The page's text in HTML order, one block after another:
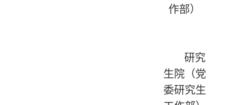
作部）
研究
生院（党
委研究生